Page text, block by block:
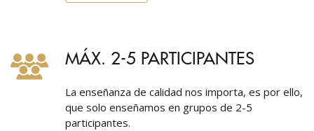
MÁX. 2-5 PARTICIPANTES
La enseñanza de calidad nos importa, es por ello,
que solo enseñamos en grupos de 2-5
participantes.